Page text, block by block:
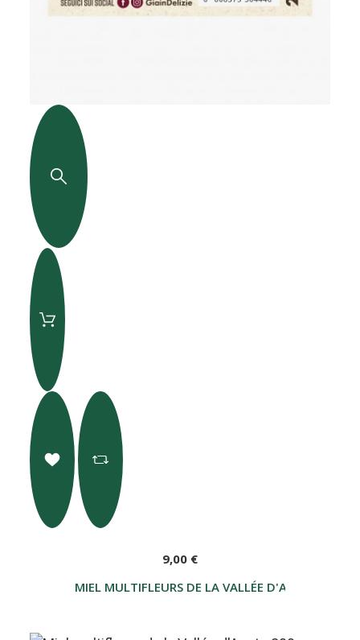
MIEL MULTIFLEURS DE LA VALLÉE D'AOSTE 400 G
9,00 €